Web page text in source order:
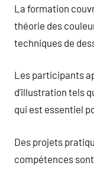
La formation
théorie des
techniques de
Les participants
d’illustration tels
qui est essentiel
Des projets
compétences